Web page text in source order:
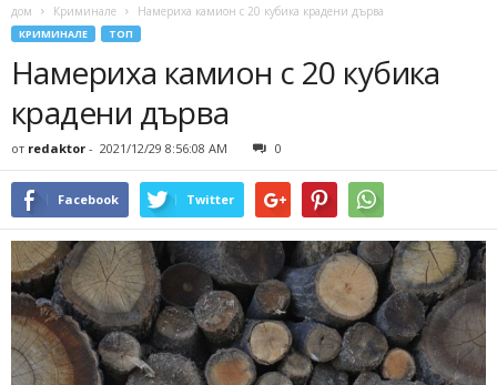
дом Криминале Намериха камион с 20 кубика крадени дърва
КРИМИНАЛЕ ТОП
Намериха камион с 20 кубика
крадени дърва
от redaktor - 2021/12/29 8:56:08 AM 0
Facebook Twitter